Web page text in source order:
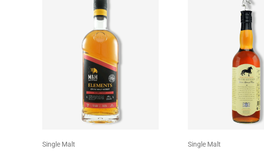
Single Malt Single Malt